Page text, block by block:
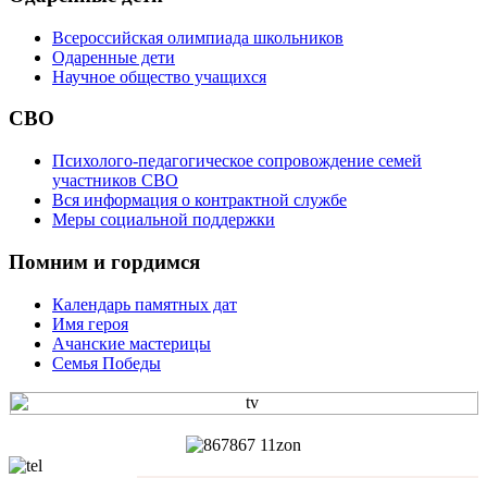
Всероссийская олимпиада школьников
Одаренные дети
Научное общество учащихся
СВО
Психолого-педагогическое сопровождение семей
участников СВО
Вся информация о контрактной службе
Меры социальной поддержки
Помним и гордимся
Календарь памятных дат
Имя героя
Ачанские мастерицы
Семья Победы